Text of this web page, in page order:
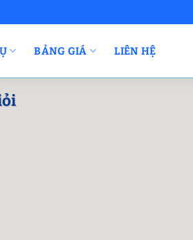
BẢNG GIÁ LIÊN HỆ